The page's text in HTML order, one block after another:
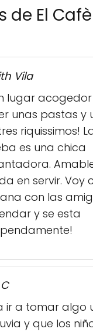
de El
Vila
lugar
unas pastas y
riquissimos!
es una chica
en servir. Voy
con las
y se esta
ir a tomar algo
y que los